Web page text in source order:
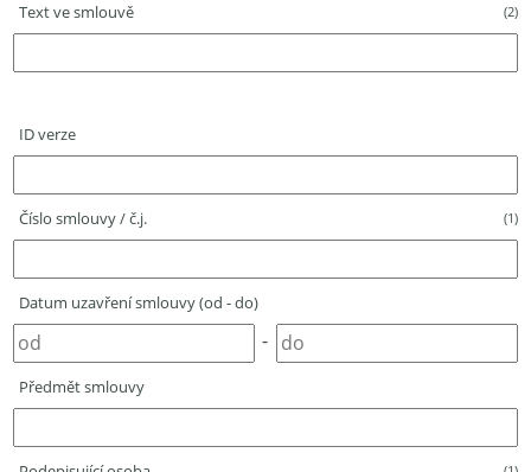
Text ve smlouvě (2)
ID verze
Číslo smlouvy / č.j. (1)
Datum uzavření smlouvy (od - do)
-
Předmět smlouvy